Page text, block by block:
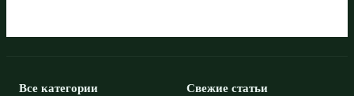
Все категории Свежие статьи